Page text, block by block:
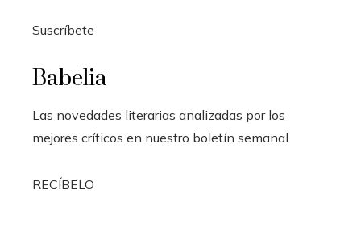
Suscríbete
Babelia
Las novedades literarias analizadas por los
mejores críticos en nuestro boletín semanal
RECÍBELO